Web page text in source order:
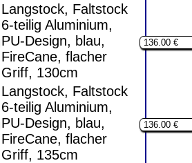
Langstock, Faltstock
6-teilig Aluminium,
PU-Design, blau,
FireCane, flacher
Griff, 130cm
Langstock, Faltstock
6-teilig Aluminium,
PU-Design, blau,
FireCane, flacher
Griff, 135cm